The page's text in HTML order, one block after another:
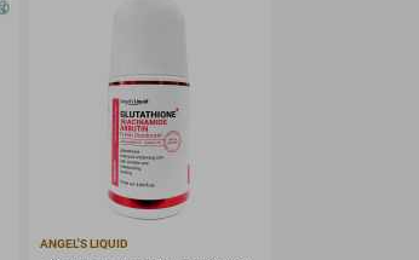
ANGEL'S LIQUID